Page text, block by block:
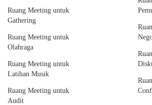
Ruang Meeting untuk
Gathering
Ruang Meeting untuk
Olahraga
Ruang Meeting untuk
Latihan Musik
Ruang Meeting untuk
Audit